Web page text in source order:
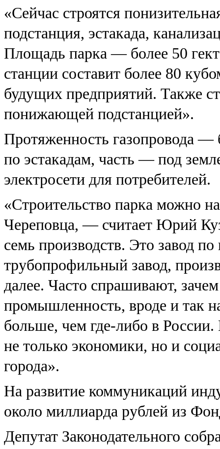
«Сейчас строятся
подстанция, эстакада,
Площадь парка — более 50
станции составит более 80
будущих предприятий. Также
понижающей подстанцией».
Протяженность газопровода —
по эстакадам, часть — под
электросети для потребителей.
«Строительство парка можно
Череповца, — считает Юрий
семь производств. Это завод
трубопрофильный завод,
далее. Часто спрашивают,
промышленность, вроде и так
больше, чем где-либо в
не только экономики, но и
города».
На развитие коммуникаций
около миллиарда рублей из
Депутат Законодательного